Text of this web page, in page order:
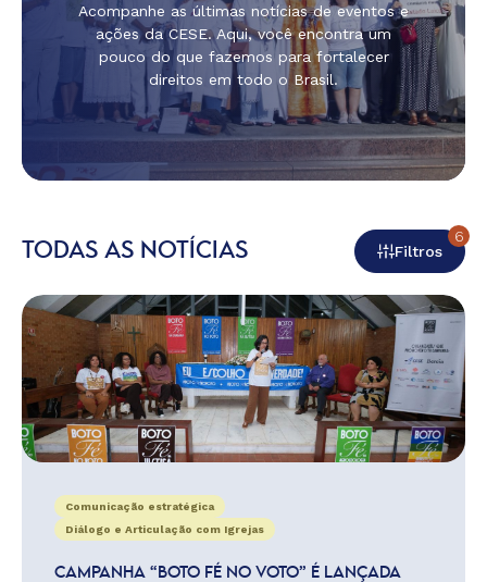
Acompanhe as últimas notícias de eventos e
ações da CESE. Aqui, você encontra um
pouco do que fazemos para fortalecer
direitos em todo o Brasil.
TODAS AS NOTÍCIAS Filtros
6
Comunicação estratégica
Diálogo e Articulação com Igrejas
CAMPANHA “BOTO FÉ NO VOTO” É LANÇADA